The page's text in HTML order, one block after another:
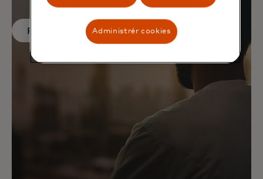
Få mere at videopens in a new tab
Administrér cookies